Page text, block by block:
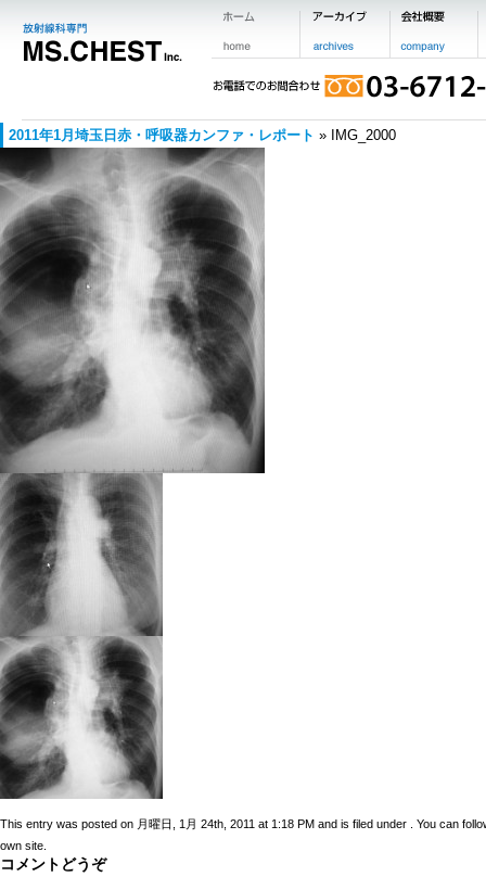
2011年1月埼玉日赤・呼吸器カンファ・レポート » IMG_2000
This entry was posted on 月曜日, 1月 24th, 2011 at 1:18 PM and is filed under . You can
own site.
コメントどうぞ